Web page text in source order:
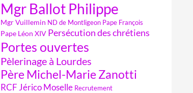
Mgr Ballot Philippe
Mgr Vuillemin ND de Montligeon Pape François
Pape Léon XIV Persécution des chrétiens
Portes ouvertes
Pèlerinage à Lourdes
Père Michel-Marie Zanotti
RCF Jérico Moselle Recrutement